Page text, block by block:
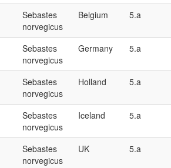
Sebastes
norvegicus
Belgium 5.a
Sebastes
norvegicus
Germany 5.a
Sebastes
norvegicus
Holland 5.a
Sebastes
norvegicus
Iceland 5.a
Sebastes
norvegicus
UK 5.a